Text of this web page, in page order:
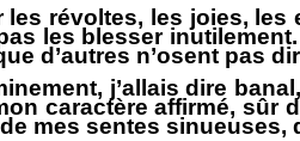
les révoltes, les joies,
les blesser
d’autres n’osent pas
j’allais dire
caractère affirmé, sûr
mes sentes